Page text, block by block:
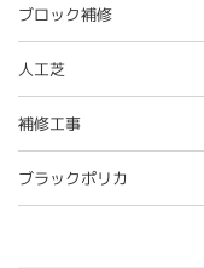
ブロック補修
人工芝
補修工事
ブラックポリカ